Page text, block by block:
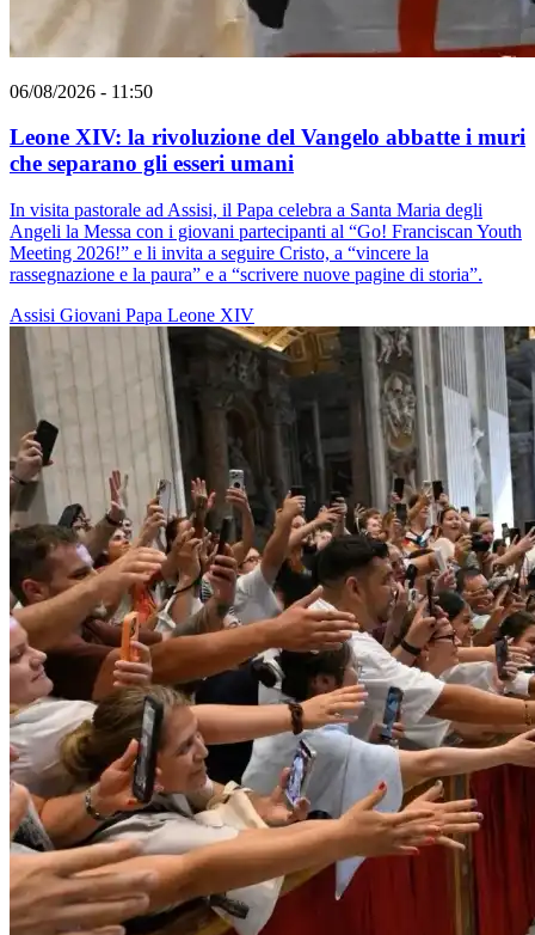
06/08/2026 - 11:50
Leone XIV: la rivoluzione del Vangelo abbatte i muri
che separano gli esseri umani
In visita pastorale ad Assisi, il Papa celebra a Santa Maria degli
Angeli la Messa con i giovani partecipanti al “Go! Franciscan Youth
Meeting 2026!” e li invita a seguire Cristo, a “vincere la
rassegnazione e la paura” e a “scrivere nuove pagine di storia”.
Assisi Giovani Papa Leone XIV